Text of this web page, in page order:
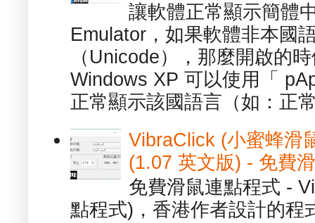
讓軟體正常顯示簡體
Emulator，如果軟體非本國
（Unicode），那麼開啟的
Windows XP 可以使用「
正常顯示該國語言（如：正
VibraClick (小蜜蜂滑
(1.07 英文版) - 免費
免費滑鼠連點程式 -
點程式)，香港作者設計的程